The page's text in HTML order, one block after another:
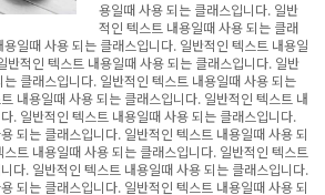
용일때 사용 되는 클래스입니다. 일반
적인 텍스트 내용일때 사용 되는 클래
일때 사용 되는 클래스입니다. 일반적인 텍스트 내용일
반적인 텍스트 내용일때 사용 되는 클래스입니다. 일반
클래스입니다. 일반적인 텍스트 내용일때 사용 되는
내용일때 사용 되는 클래스입니다. 일반적인 텍스트 내
. 일반적인 텍스트 내용일때 사용 되는 클래스입니다.
되는 클래스입니다. 일반적인 텍스트 내용일때 사용 되
트 내용일때 사용 되는 클래스입니다. 일반적인 텍스트
다. 일반적인 텍스트 내용일때 사용 되는 클래스입니다.
되는 클래스입니다. 일반적인 텍스트 내용일때 사용 되